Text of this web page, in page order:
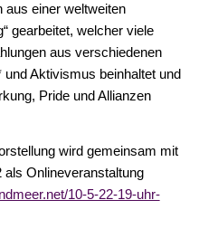
aus einer weltweiten
gearbeitet, welcher viele
aus verschiedenen
und Aktivismus beinhaltet und
Pride und Allianzen
wird gemeinsam mit
als Onlineveranstaltung
10-5-22-19-uhr-